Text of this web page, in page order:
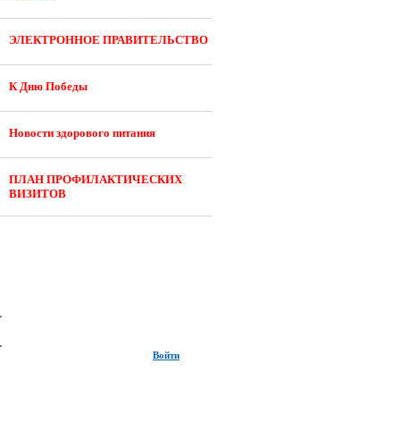
ЭЛЕКТРОННОЕ ПРАВИТЕЛЬСТВО
К Дню Победы
Новости здорового питания
ПЛАН ПРОФИЛАКТИЧЕСКИХ
ВИЗИТОВ
Войти